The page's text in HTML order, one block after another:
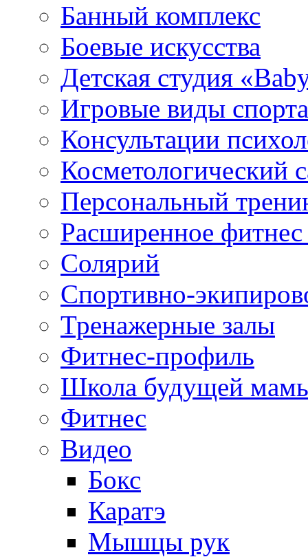
Банный комплекс
Боевые искусства
Детская студия
Игровые виды спорта
Консультации
Косметологический
Персональный
Расширенное фитнес
Солярий
Спортивно-
Тренажерные залы
Фитнес-профиль
Школа будущей
Фитнес
Видео
Бокс
Каратэ
Мышцы рук